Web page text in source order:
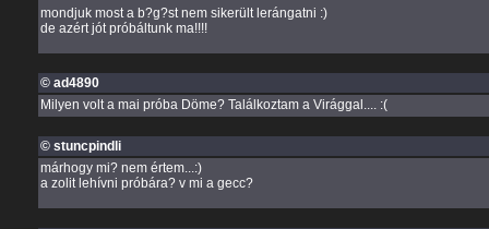
mondjuk most a b?g?st nem sikerült lerángatni :)
de azért jót próbáltunk ma!!!!
© ad4890
Milyen volt a mai próba Döme? Találkoztam a Virággal.... :(
© stuncpindli
márhogy mi? nem értem...:)
a zolit lehívni próbára? v mi a gecc?